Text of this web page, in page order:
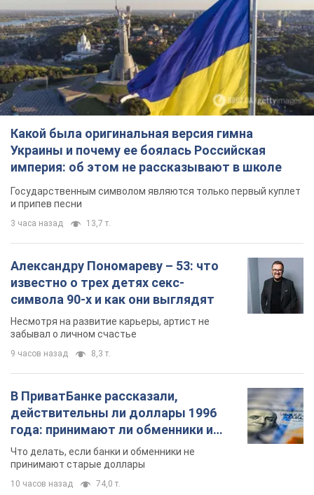
Какой была оригинальная версия гимна
Украины и почему ее боялась Российская
империя: об этом не рассказывают в школе
Государственным символом являются только первый куплет
и припев песни
3 часа назад 13,7 т.
Александру Пономареву – 53: что
известно о трех детях секс-
символа 90-х и как они выглядят
Несмотря на развитие карьеры, артист не
забывал о личном счастье
9 часов назад 8,3 т.
В ПриватБанке рассказали,
действительны ли доллары 1996
года: принимают ли обменники и
банки такие купюры
Что делать, если банки и обменники не
принимают старые доллары
10 часов назад 74,0 т.